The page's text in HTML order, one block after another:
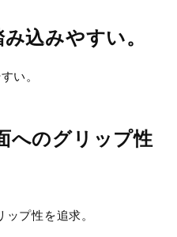
春夏
込みやすい。
へのグリップ性